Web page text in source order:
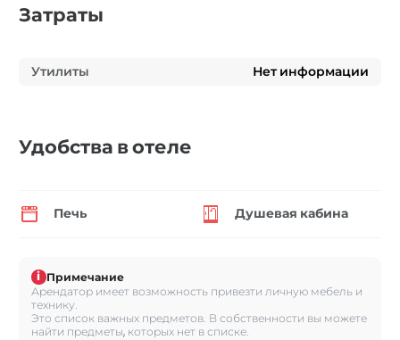
Затраты
Утилиты Нет информации
Удобства в отеле
Печь Душевая кабина
i Примечание
Арендатор имеет возможность привезти личную мебель и
технику.
Это список важных предметов. В собственности вы можете
найти предметы, которых нет в списке.